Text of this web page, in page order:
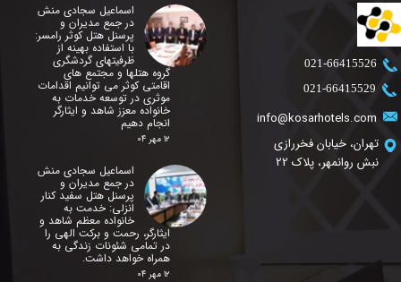
info@kosarhotels.com
تهران، خیابان فخررازی
نبش روانمهر، پلاک 22
​021-66415526
​021-66415529
اسماعیل سجادی منش
در جمع مدیران و
پرسنل هتل کوثر رامسر:
با استفاده بهینه از
ظرفیتهای گردشگری
گروه هتلها و مجتمع های
اقامتی کوثر می توانیم اقدامات
موثری در توسعه خدمات به
خانواده معزز شاهد و ایثارگر
انجام دهیم
۱۲ مهر ۰۴
اسماعیل سجادی منش
در جمع مدیران و
پرسنل هتل سفید کنار
انزلی: خدمت به
خانواده معظم شاهد و
ایثارگر، رحمت و برکت الهی را
در تمامی شئونات زندگی به
همراه خواهد داشت.
۱۲ مهر ۰۴